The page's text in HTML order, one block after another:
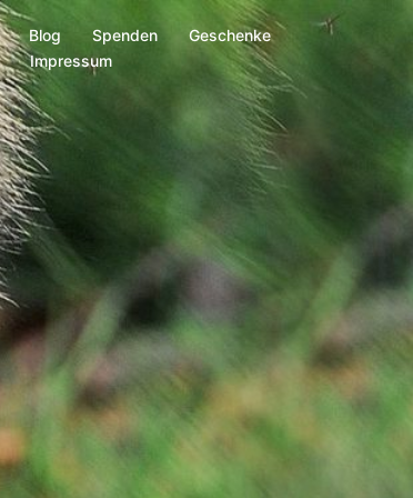
Blog Spenden
Geschenke
Impressum